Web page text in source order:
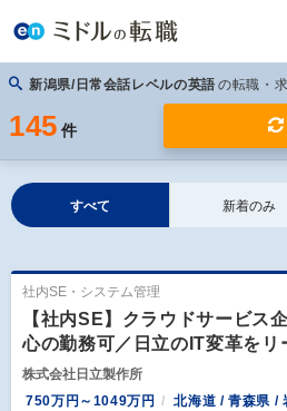
新潟県/日常会話レベルの英語 の転職・
145 件
すべて 新着のみ
社内SE・システム管理
【社内SE】クラウドサービス
心の勤務可／日立のIT変革をリ
株式会社日立製作所
750万円～1049万円
北海道 / 青森県 /